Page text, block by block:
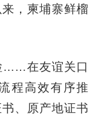
，柬埔寨鲜榴
在友谊关口
程高效有序推
、原产地证书